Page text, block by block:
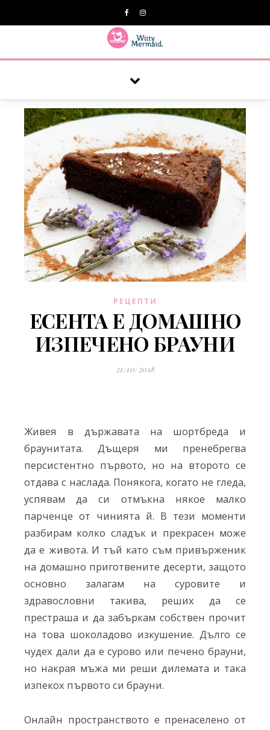
РЕЦЕПТИ
ЕСЕНТА Е ДОМАШНО
ИЗПЕЧЕНО БРАУНИ
21/10/2018
Живея в държавата на шортбреда и
браунитата. Дъщеря ми пренебрегва
персистентно първото, но на второто се
отдава с наслада. Понякога, когато не гледа,
успявам да си отмъкна някое малко
парченце от чинията й. В тези моменти
разбирам колко сладък и прекрасен може
да е живота. И тъй като съм привърженик
на домашно приготвените десерти, защото
основно залагам на суровите и
здравословни такива, реших да се
престраша и да забъркам собствен прочит
на това шоколадово изкушение. Дълго се
чудех дали да е сурово или печено брауни,
но накрая мъжа ми реши дилемата и така
изпекох първото си брауни.
Онлайн пространството е пренаселено от